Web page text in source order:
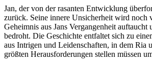
Jan, der von der rasanten Entwicklung
zurück. Seine innere Unsicherheit wird noch
Geheimnis aus Jans Vergangenheit auftaucht
bedroht. Die Geschichte entfaltet sich zu
aus Intrigen und Leidenschaften, in dem Ria
größten Herausforderungen stellen müssen